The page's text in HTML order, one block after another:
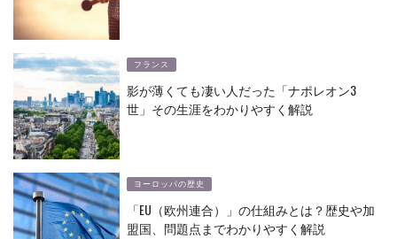
フランス
影が薄くても凄い人だった「ナポレオン3
世」その生涯をわかりやすく解説
ヨーロッパの歴史
「EU（欧州連合）」の仕組みとは？歴史や加
盟国、問題点までわかりやすく解説